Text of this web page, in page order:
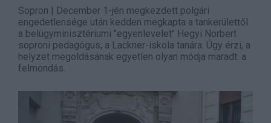
Sopron | December 1-jén megkezdett polgári
engedetlensége után kedden megkapta a tankerülettől
a belügyminisztériumi "egyenlevelet" Hegyi Norbert
soproni pedagógus, a Lackner-iskola tanára. Úgy érzi, a
helyzet megoldásának egyetlen olyan módja maradt: a
felmondás.